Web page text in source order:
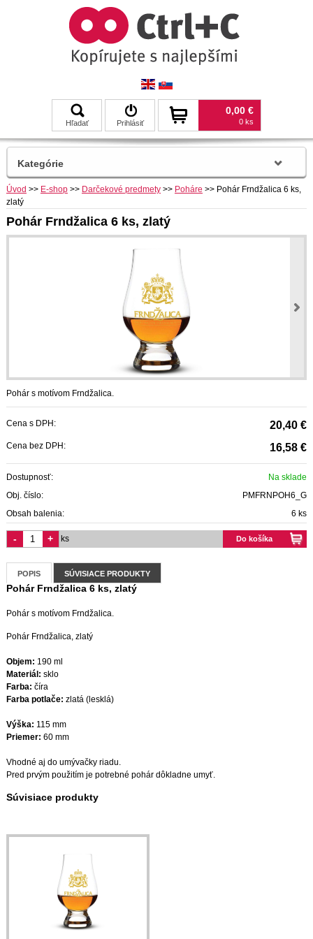
Hľadať Prihlásiť
0,00 €
0 ks
Úvod >> E-shop >> Darčekové predmety >> Poháre >> Pohár Frndžalica 6 ks,
zlatý
Pohár Frndžalica 6 ks, zlatý
Pohár s motívom Frndžalica.
Cena s DPH: 20,40 €
Cena bez DPH: 16,58 €
Dostupnosť:
Na sklade
Obj. číslo:
PMFRNPOH6_G
Obsah balenia:
6 ks
Do košíka
- + ks
POPIS SÚVISIACE PRODUKTY
Pohár Frndžalica 6 ks, zlatý
Pohár s motívom Frndžalica.
Pohár Frndžalica, zlatý
Objem: 190 ml
Materiál: sklo
Farba: číra
Farba potlače: zlatá (lesklá)
Výška: 115 mm
Priemer: 60 mm
Vhodné aj do umývačky riadu.
Pred prvým použitím je potrebné pohár dôkladne umyť.
Súvisiace produkty
Kategórie